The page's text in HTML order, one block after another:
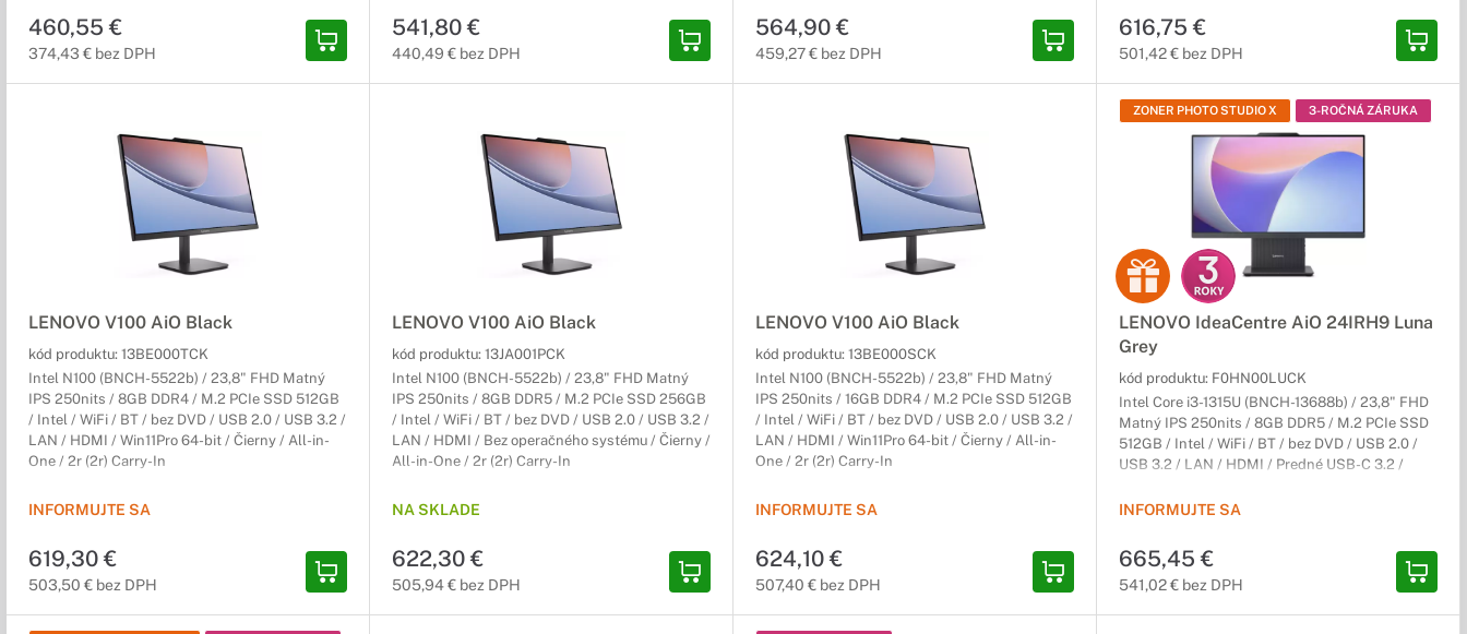
460,55 €
374,43 € bez DPH
541,80 €
440,49 € bez DPH
564,90 €
459,27 € bez DPH
616,75 €
501,42 € bez DPH
LENOVO V100 AiO Black
kód produktu: 13BE000TCK
Intel N100 (BNCH-5522b) / 23,8" FHD Matný
IPS 250nits / 8GB DDR4 / M.2 PCIe SSD 512GB
/ Intel / WiFi / BT / bez DVD / USB 2.0 / USB 3.2 /
LAN / HDMI / Win11Pro 64-bit / Čierny / All-in-
One / 2r (2r) Carry-In
INFORMUJTE SA
619,30 €
503,50 € bez DPH
LENOVO V100 AiO Black
kód produktu: 13JA001PCK
Intel N100 (BNCH-5522b) / 23,8" FHD Matný
IPS 250nits / 8GB DDR5 / M.2 PCIe SSD 256GB
/ Intel / WiFi / BT / bez DVD / USB 2.0 / USB 3.2 /
LAN / HDMI / Bez operačného systému / Čierny /
All-in-One / 2r (2r) Carry-In
NA SKLADE
622,30 €
505,94 € bez DPH
LENOVO V100 AiO Black
kód produktu: 13BE000SCK
Intel N100 (BNCH-5522b) / 23,8" FHD Matný
IPS 250nits / 16GB DDR4 / M.2 PCIe SSD 512GB
/ Intel / WiFi / BT / bez DVD / USB 2.0 / USB 3.2 /
LAN / HDMI / Win11Pro 64-bit / Čierny / All-in-
One / 2r (2r) Carry-In
INFORMUJTE SA
624,10 €
507,40 € bez DPH
ZONER PHOTO STUDIO X 3-ROČNÁ ZÁRUKA
LENOVO IdeaCentre AiO 24IRH9 Luna
Grey
kód produktu: F0HN00LUCK
Intel Core i3-1315U (BNCH-13688b) / 23,8" FHD
Matný IPS 250nits / 8GB DDR5 / M.2 PCIe SSD
512GB / Intel / WiFi / BT / bez DVD / USB 2.0 /
USB 3.2 / LAN / HDMI / Predné USB-C 3.2 /
Carry-In
INFORMUJTE SA
665,45 €
541,02 € bez DPH